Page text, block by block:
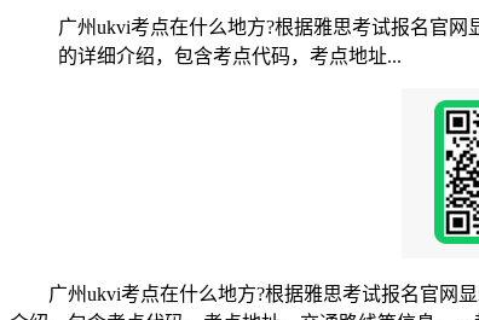
广州ukvi考点在什么地方?根据雅思考试报名官
的详细介绍，包含考点代码，考点地址...
广州ukvi考点在什么地方?根据雅思考试报名官网显